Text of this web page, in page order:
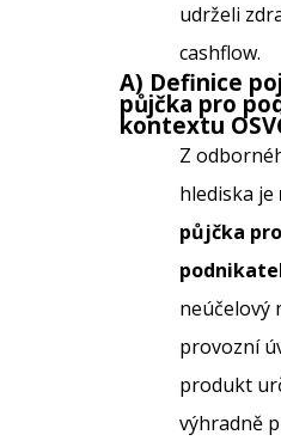
udrželi
cashflow.
A) Definice
půjčka pro
kontextu
Z
hlediska je
půjčka pro
neúčelový
provozní
produkt
výhradně